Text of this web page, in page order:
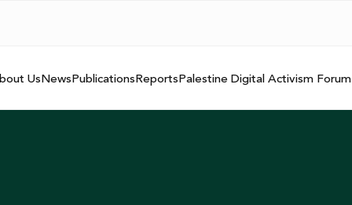
UsNewsPublicationsReportsPalestine Digital Activism Forum